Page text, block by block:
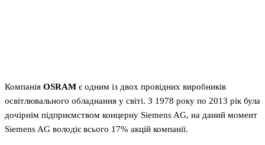
Компанія OSRAM є одним із двох провідних виробників
освітлювального обладнання у світі. З 1978 року по 2013 рік була
дочірнім підприємством концерну Siemens AG, на даний момент
Siemens AG володіє всього 17% акцій компанії.